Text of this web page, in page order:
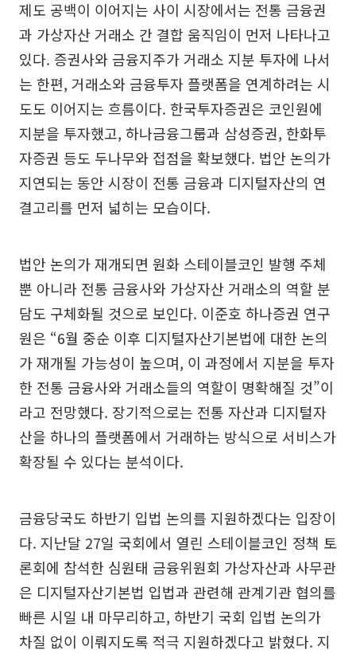
제도 공백이 이어지는 사이 시장에서는 전통 금융권
과 가상자산 거래소 간 결합 움직임이 먼저 나타나고
있다. 증권사와 금융지주가 거래소 지분 투자에 나서
는 한편, 거래소와 금융투자 플랫폼을 연계하려는 시
도도 이어지는 흐름이다. 한국투자증권은 코인원에
지분을 투자했고, 하나금융그룹과 삼성증권, 한화투
자증권 등도 두나무와 접점을 확보했다. 법안 논의가
지연되는 동안 시장이 전통 금융과 디지털자산의 연
결고리를 먼저 넓히는 모습이다.
법안 논의가 재개되면 원화 스테이블코인 발행 주체
뿐 아니라 전통 금융사와 가상자산 거래소의 역할 분
담도 구체화될 것으로 보인다. 이준호 하나증권 연구
원은 “6월 중순 이후 디지털자산기본법에 대한 논의
가 재개될 가능성이 높으며, 이 과정에서 지분을 투자
한 전통 금융사와 거래소들의 역할이 명확해질 것”이
라고 전망했다. 장기적으로는 전통 자산과 디지털자
산을 하나의 플랫폼에서 거래하는 방식으로 서비스가
확장될 수 있다는 분석이다.
금융당국도 하반기 입법 논의를 지원하겠다는 입장이
다. 지난달 27일 국회에서 열린 스테이블코인 정책 토
론회에 참석한 심원태 금융위원회 가상자산과 사무관
은 디지털자산기본법 입법과 관련해 관계기관 협의를
빠른 시일 내 마무리하고, 하반기 국회 입법 논의가
차질 없이 이뤄지도록 적극 지원하겠다고 밝혔다. 지